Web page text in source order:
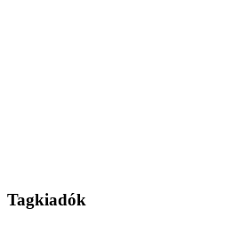
Tagkiadók